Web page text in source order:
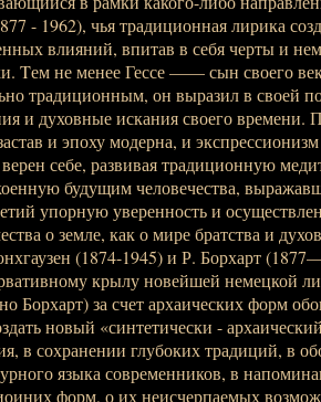
- 1962), чья традиционная лирика
влияний, впитав в себя черты и
Tем не менее Гессе —— сын своего
традиционным, он выразил в своей
и духовные искания своего
и эпоху модерна, и
верен себе, развивая традиционную
будущим человечества,
упорную уверенность и
о земле, как о мире братства и
(1874-1945) и Р. Борхарт
крылу новейшей немецкой
Борхарт) за счет архаических форм
новый «синтетически -
в сохранении глубоких традиций, в
языка современников, в
форм, о их неисчерпаемых